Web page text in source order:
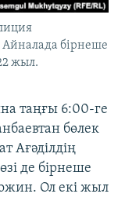
Айналада бірнеше
жыл.
таңғы 6:00-ге
бөлек
Ағәділдің
де бірнеше
Ол екі жыл